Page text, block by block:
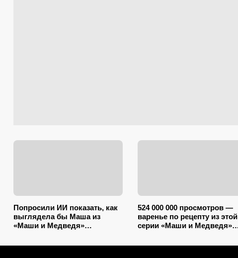
Попросили ИИ показать, как
выглядела бы Маша из
«Маши и Медведя»
524 000 000 просмотров —
варенье по рецепту из этой
серии «Маши и Медведя»